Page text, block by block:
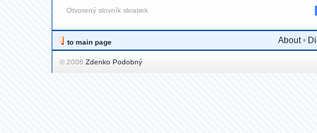
Otvorený slovník skratiek
to main page About•
© 2008 Zdenko Podobný